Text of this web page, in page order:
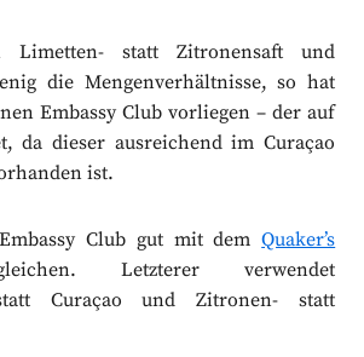
Limetten- statt Zitronensaft und
die Mengenverhältnisse, so hat
Embassy Club vorliegen – der auf
da dieser ausreichend im Curaçao
ist.
Club gut mit demQuaker’s
Letzterer verwendet
Curaçao und Zitronen- statt